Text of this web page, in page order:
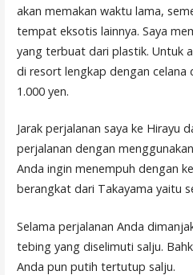
akan memakan waktu lama,
tempat eksotis lainnya. Saya
yang terbuat dari plastik. Untuk
di resort lengkap dengan celana
1.000 yen.
Jarak perjalanan saya ke Hirayu
perjalanan dengan
Anda ingin menempuh dengan
berangkat dari Takayama yaitu
Selama perjalanan Anda
tebing yang diselimuti salju.
Anda pun putih tertutup salju.